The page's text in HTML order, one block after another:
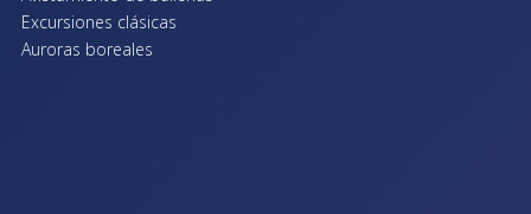
Excursiones clásicas
Auroras boreales